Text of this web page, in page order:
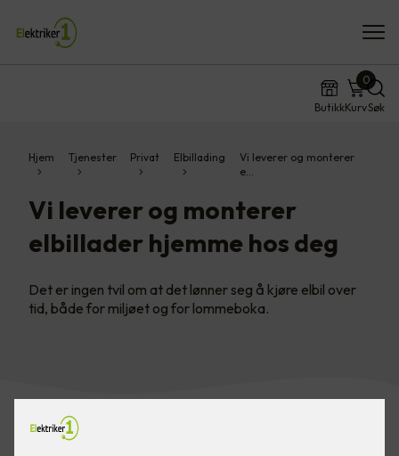
ButikkKurv
0
Søk
Hjem Tjenester Privat Elbillading
Vi leverer og monterer
e…
Vi leverer og monterer
elbillader hjemme hos deg
Det er ingen tvil om at det lønner seg å kjøre elbil over
tid, både for miljøet og for lommeboka.